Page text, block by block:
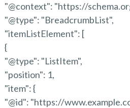
"@context": "https://
"@type": "BreadcrumbList",
"itemListElement": [
{
"@type": "ListItem",
"position": 1,
"item": {
"@id": "https://